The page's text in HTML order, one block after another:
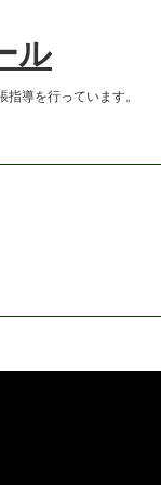
ル
導を行っています。